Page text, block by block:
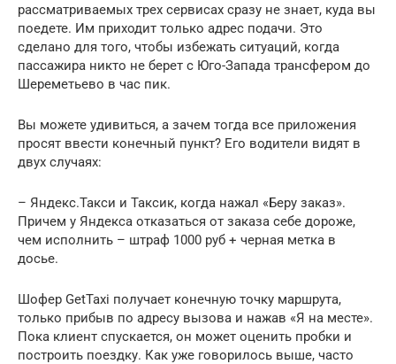
рассматриваемых трех сервисах сразу не знает, куда вы
поедете. Им приходит только адрес подачи. Это
сделано для того, чтобы избежать ситуаций, когда
пассажира никто не берет с Юго-Запада трансфером до
Шереметьево в час пик.
Вы можете удивиться, а зачем тогда все приложения
просят ввести конечный пункт? Его водители видят в
двух случаях:
– Яндекс.Такси и Таксик, когда нажал «Беру заказ».
Причем у Яндекса отказаться от заказа себе дороже,
чем исполнить – штраф 1000 руб + черная метка в
досье.
Шофер GetTaxi получает конечную точку маршрута,
только прибыв по адресу вызова и нажав «Я на месте».
Пока клиент спускается, он может оценить пробки и
построить поездку. Как уже говорилось выше, часто